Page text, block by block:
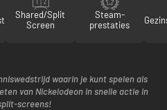
Shared/Split
Screen
Steam-
prestaties
waarin je kunt spelen als
van Nickelodeon in snelle actie in
screens!